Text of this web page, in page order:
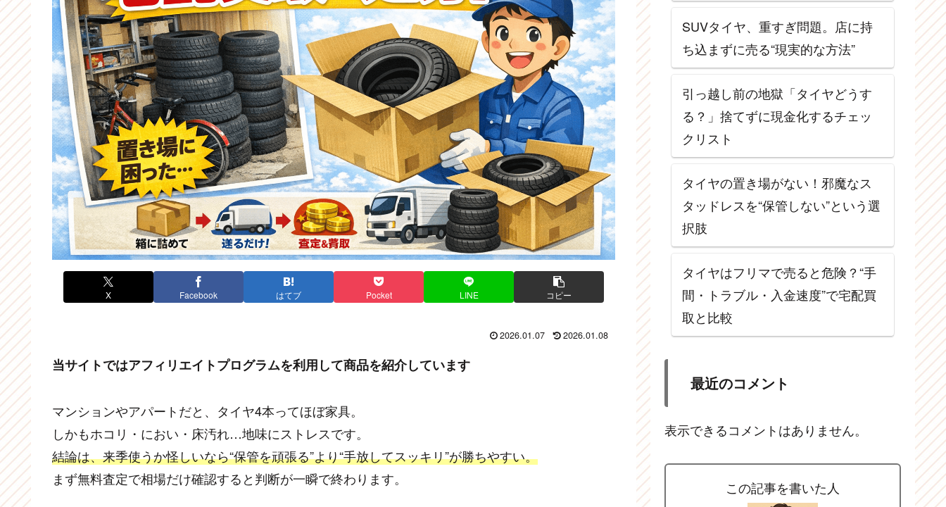
X Facebook はてブ Pocket LINE コピー
2026.01.07 2026.01.08
当サイトではアフィリエイトプログラムを利用して商品を紹介しています
マンションやアパートだと、タイヤ4本ってほぼ家具。
しかもホコリ・におい・床汚れ…地味にストレスです。
結論は、来季使うか怪しいなら“保管を頑張る”より“手放してスッキリ”が勝ちやすい。
まず無料査定で相場だけ確認すると判断が一瞬で終わります。
SUVタイヤ、重すぎ問題。店に持
ち込まずに売る“現実的な方法”
引っ越し前の地獄「タイヤどうす
る？」捨てずに現金化するチェッ
クリスト
タイヤの置き場がない！邪魔なス
タッドレスを“保管しない”という選
択肢
タイヤはフリマで売ると危険？“手
間・トラブル・入金速度”で宅配買
取と比較
最近のコメント
表示できるコメントはありません。
この記事を書いた人